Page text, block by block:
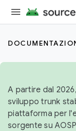
A partire dal
sviluppo trunk
piattaforma per
sorgente su